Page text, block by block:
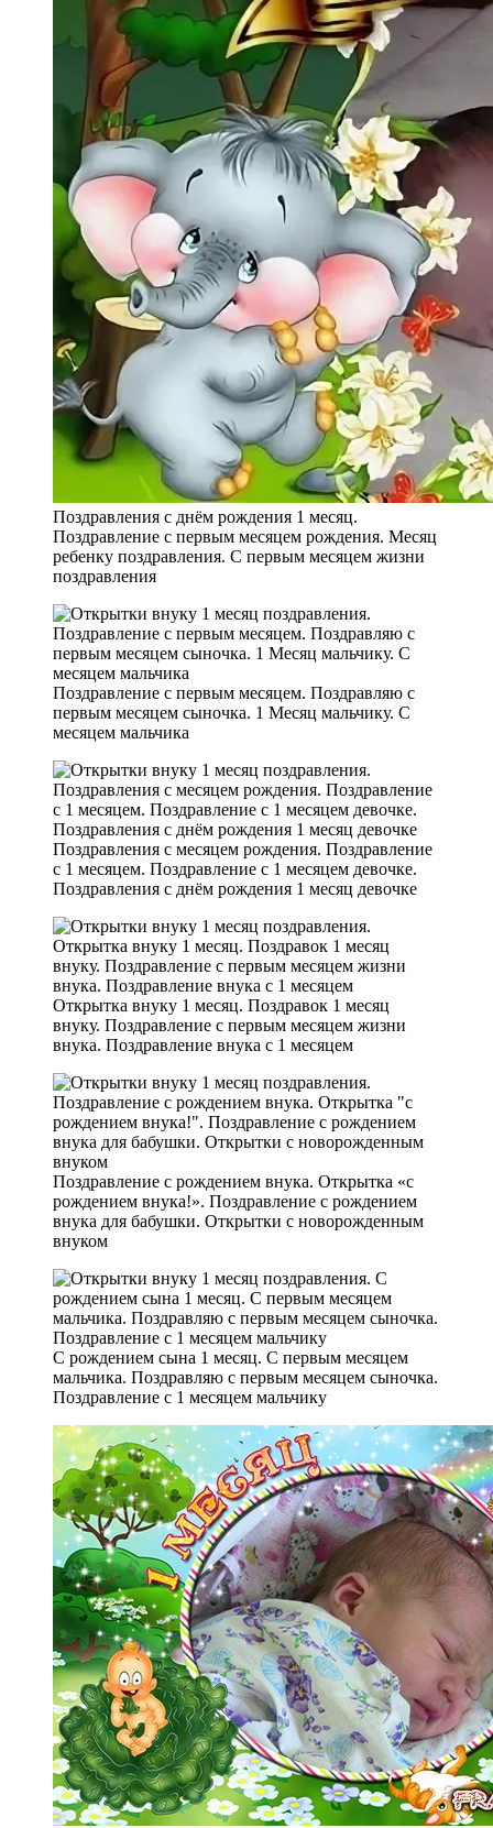
Поздравления с днём рождения 1 месяц.
Поздравление с первым месяцем рождения. Месяц
ребенку поздравления. С первым месяцем жизни
поздравления
Поздравление с первым месяцем. Поздравляю с
первым месяцем сыночка. 1 Месяц мальчику. С
месяцем мальчика
Поздравления с месяцем рождения. Поздравление
с 1 месяцем. Поздравление с 1 месяцем девочке.
Поздравления с днём рождения 1 месяц девочке
Открытка внуку 1 месяц. Поздравок 1 месяц
внуку. Поздравление с первым месяцем жизни
внука. Поздравление внука с 1 месяцем
Поздравление с рождением внука. Открытка «с
рождением внука!». Поздравление с рождением
внука для бабушки. Открытки с новорожденным
внуком
С рождением сына 1 месяц. С первым месяцем
мальчика. Поздравляю с первым месяцем сыночка.
Поздравление с 1 месяцем мальчику